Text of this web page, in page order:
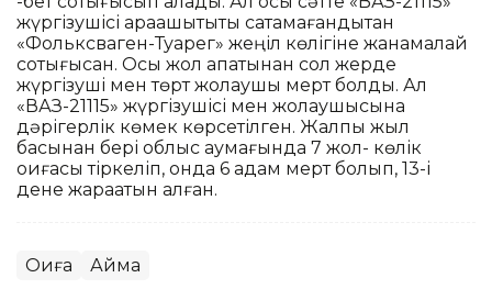
жүргізушісі арақашықтықты сақтамағандықтан
«Фольксваген-Туарег» жеңіл көлігіне жанамалай
соқтығысқан. Осы жол апатынан сол жерде
жүргізуші мен төрт жолаушы мерт болды. Ал
«ВАЗ-21115» жүргізушісі мен жолаушысына
дәрігерлік көмек көрсетілген. Жалпы жыл
басынан бері облыс аумағында 7 жол- көлік
оқиғасы тіркеліп, онда 6 адам мерт болып, 13-і
дене жарақатын алған.
Оқиға Аймақ